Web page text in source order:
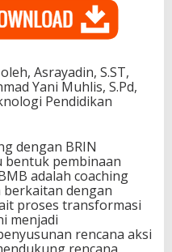
Asrayadin, S.ST,
Yani Muhlis, S.Pd,
Pendidikan
dengan BRIN
pembinaan
adalah coaching
berkaitan dengan
proses transformasi
menjadi
rencana aksi